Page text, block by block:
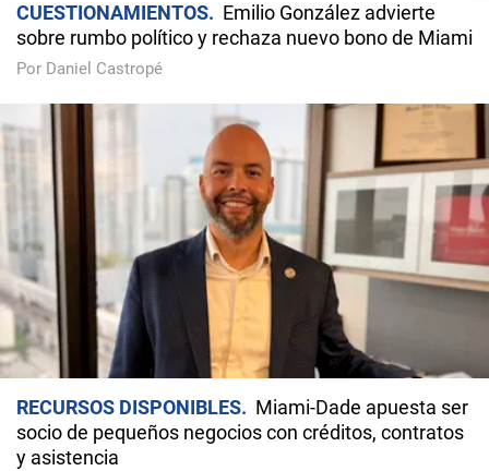
CUESTIONAMIENTOS
Emilio González advierte
sobre rumbo político y rechaza nuevo bono de Miami
Por Daniel Castropé
RECURSOS DISPONIBLES
Miami-Dade apuesta ser
socio de pequeños negocios con créditos, contratos
y asistencia